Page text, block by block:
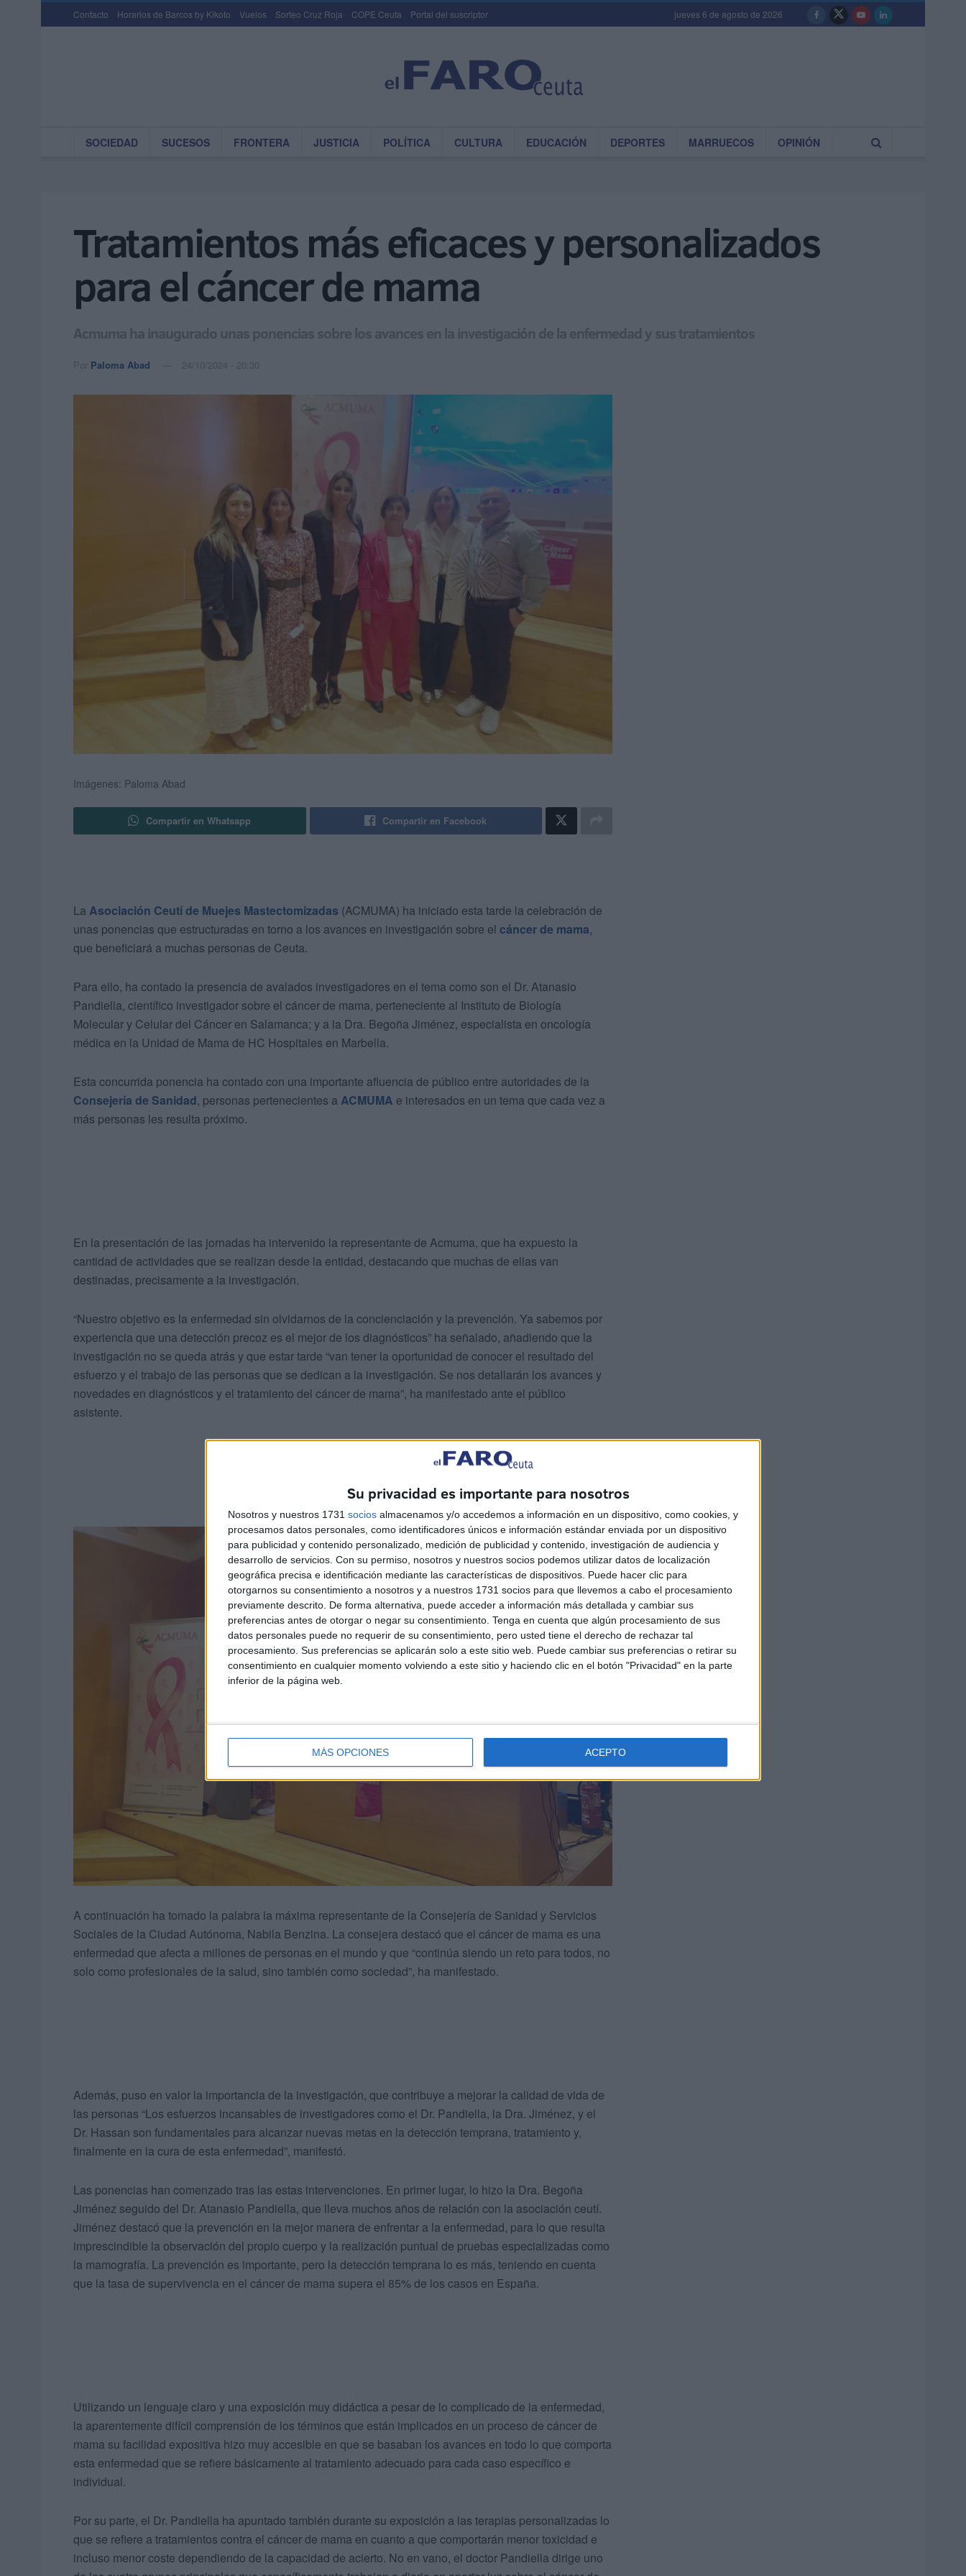
Su privacidad es importante para nosotros
Nosotros y nuestros 1731 socios almacenamos y/o accedemos a información en un dispositivo, como cookies, y
procesamos datos personales, como identificadores únicos e información estándar enviada por un dispositivo
para publicidad y contenido personalizado, medición de publicidad y contenido, investigación de audiencia y
desarrollo de servicios. Con su permiso, nosotros y nuestros socios podemos utilizar datos de localización
geográfica precisa e identificación mediante las características de dispositivos. Puede hacer clic para
otorgarnos su consentimiento a nosotros y a nuestros 1731 socios para que llevemos a cabo el procesamiento
previamente descrito. De forma alternativa, puede acceder a información más detallada y cambiar sus
preferencias antes de otorgar o negar su consentimiento. Tenga en cuenta que algún procesamiento de sus
datos personales puede no requerir de su consentimiento, pero usted tiene el derecho de rechazar tal
procesamiento. Sus preferencias se aplicarán solo a este sitio web. Puede cambiar sus preferencias o retirar su
consentimiento en cualquier momento volviendo a este sitio y haciendo clic en el botón "Privacidad" en la parte
inferior de la página web.
MÁS OPCIONES ACEPTO
Contacto Horarios de Barcos by Kikoto Vuelos Sorteo Cruz Roja COPE Ceuta Portal del suscriptor jueves 6 de agosto de 2026
SOCIEDAD SUCESOS FRONTERA JUSTICIA POLÍTICA CULTURA EDUCACIÓN DEPORTES MARRUECOS OPINIÓN
Tratamientos más eficaces y personalizados
para el cáncer de mama
Acmuma ha inaugurado unas ponencias sobre los avances en la investigación de la enfermedad y sus tratamientos
Por Paloma Abad 24/10/2024 - 20:30
Imágenes: Paloma Abad
Compartir en Whatsapp Compartir en Facebook
La Asociación Ceutí de Muejes Mastectomizadas (ACMUMA) ha iniciado esta tarde la celebración de
unas ponencias que estructuradas en torno a los avances en investigación sobre el cáncer de mama,
que beneficiará a muchas personas de Ceuta.
Para ello, ha contado la presencia de avalados investigadores en el tema como son el Dr. Atanasio
Pandiella, científico investigador sobre el cáncer de mama, perteneciente al Instituto de Biología
Molecular y Celular del Cáncer en Salamanca; y a la Dra. Begoña Jiménez, especialista en oncología
médica en la Unidad de Mama de HC Hospitales en Marbella.
Esta concurrida ponencia ha contado con una importante afluencia de público entre autoridades de la
Consejería de Sanidad, personas pertenecientes a ACMUMA e interesados en un tema que cada vez a
más personas les resulta próximo.
En la presentación de las jornadas ha intervenido la representante de Acmuma, que ha expuesto la
cantidad de actividades que se realizan desde la entidad, destacando que muchas de ellas van
destinadas, precisamente a la investigación.
“Nuestro objetivo es la enfermedad sin olvidarnos de la concienciación y la prevención. Ya sabemos por
experiencia que una detección precoz es el mejor de los diagnósticos” ha señalado, añadiendo que la
investigación no se queda atrás y que estar tarde “van tener la oportunidad de conocer el resultado del
esfuerzo y el trabajo de las personas que se dedican a la investigación. Se nos detallarán los avances y
novedades en diagnósticos y el tratamiento del cáncer de mama”, ha manifestado ante el público
asistente.
A continuación ha tomado la palabra la máxima representante de la Consejería de Sanidad y Servicios
Sociales de la Ciudad Autónoma, Nabila Benzina. La consejera destacó que el cáncer de mama es una
enfermedad que afecta a millones de personas en el mundo y que “continúa siendo un reto para todos, no
solo como profesionales de la salud, sino también como sociedad”, ha manifestado.
Además, puso en valor la importancia de la investigación, que contribuye a mejorar la calidad de vida de
las personas “Los esfuerzos incansables de investigadores como el Dr. Pandiella, la Dra. Jiménez, y el
Dr. Hassan son fundamentales para alcanzar nuevas metas en la detección temprana, tratamiento y,
finalmente en la cura de esta enfermedad”, manifestó.
Las ponencias han comenzado tras las estas intervenciones. En primer lugar, lo hizo la Dra. Begoña
Jiménez seguido del Dr. Atanasio Pandiella, que lleva muchos años de relación con la asociación ceutí.
Jiménez destacó que la prevención en la mejor manera de enfrentar a la enfermedad, para lo que resulta
imprescindible la observación del propio cuerpo y la realización puntual de pruebas especializadas como
la mamografía. La prevención es importante, pero la detección temprana lo es más, teniendo en cuenta
que la tasa de supervivencia en el cáncer de mama supera el 85% de los casos en España.
Utilizando un lenguaje claro y una exposición muy didáctica a pesar de lo complicado de la enfermedad,
la aparentemente difícil comprensión de los términos que están implicados en un proceso de cáncer de
mama su facilidad expositiva hizo muy accesible en que se basaban los avances en todo lo que comporta
esta enfermedad que se refiere básicamente al tratamiento adecuado para cada caso específico e
individual.
Por su parte, el Dr. Pandiella ha apuntado también durante su exposición a las terapias personalizadas lo
que se refiere a tratamientos contra el cáncer de mama en cuanto a que comportarán menor toxicidad e
incluso menor coste dependiendo de la capacidad de acierto. No en vano, el doctor Pandiella dirige uno